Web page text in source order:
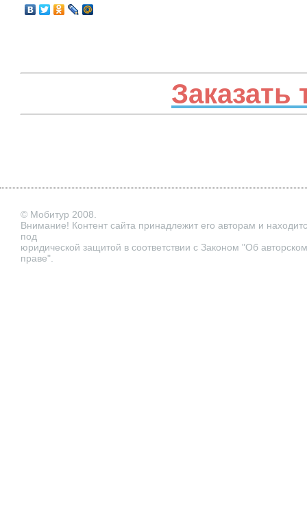
Заказать
© Мобитур 2008.
Внимание! Контент сайта принадлежит его авторам и
под
юридической защитой в соответствии с Законом "Об авторском
праве".